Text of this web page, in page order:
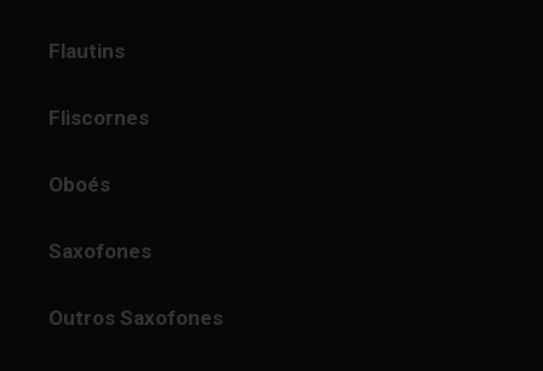
Flautins
Fliscornes
Oboés
Saxofones
Outros Saxofones